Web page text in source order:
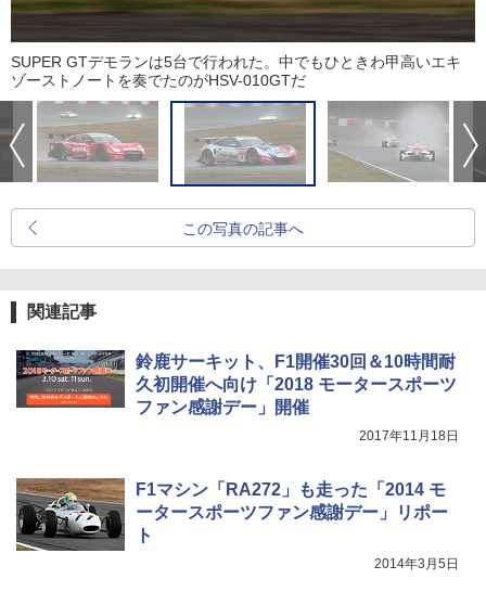
SUPER GTデモランは5台で行われた。中でもひときわ甲高いエキ
ゾーストノートを奏でたのがHSV-010GTだ
この写真の記事へ
関連記事
鈴鹿サーキット、F1開催30回＆10時間耐
久初開催へ向け「2018 モータースポーツ
ファン感謝デー」開催
2017年11月18日
F1マシン「RA272」も走った「2014 モ
ータースポーツファン感謝デー」リポー
ト
2014年3月5日